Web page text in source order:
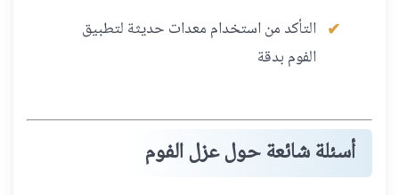
التأكد من استخدام معدات حديثة لتطبيق
الفوم بدقة
أسئلة شائعة حول عزل الفوم